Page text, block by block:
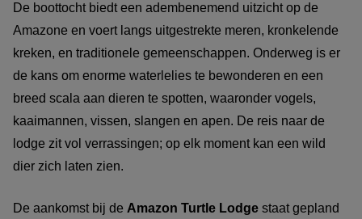
De boottocht biedt een adembenemend uitzicht op de
Amazone en voert langs uitgestrekte meren, kronkelende
kreken, en traditionele gemeenschappen. Onderweg is er
de kans om enorme waterlelies te bewonderen en een
breed scala aan dieren te spotten, waaronder vogels,
kaaimannen, vissen, slangen en apen. De reis naar de
lodge zit vol verrassingen; op elk moment kan een wild
dier zich laten zien.
De aankomst bij de Amazon Turtle Lodge staat gepland